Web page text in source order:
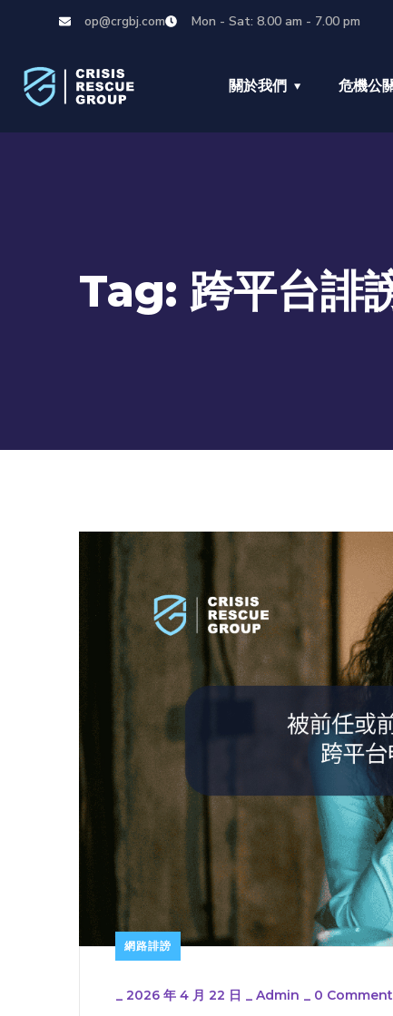
op@crgbj.com Mon - Sat: 8.00 am - 7.00 pm
關於我們 危機公
Tag: 跨平台誹
網路誹謗
_ 2026 年 4 月 22 日 _ Admin _ 0